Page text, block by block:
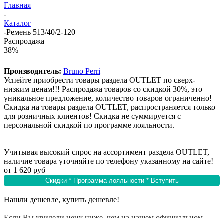
Главная
-
Каталог
-Ремень 513/40/2-120
Распродажа
38%
Производитель: Bruno Perri
Успейте приобрести товары раздела OUTLET по сверх-
низким ценам!!! Распродажа товаров со скидкой 30%, это
уникальное предложение, количество товаров ограниченно!
Скидка на товары раздела OUTLET, распространяется только
для розничных клиентов! Скидка не суммируется с
персональной скидкой по программе лояльности.
Учитывая высокий спрос на ассортимент раздела OUTLET,
наличие товара уточняйте по телефону указанному на сайте!
от 1 620 руб
Скидки * Программа лояльности * Вступить
Нашли дешевле, купить дешевле!